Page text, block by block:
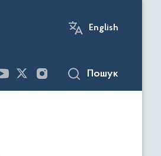
English
Пошук